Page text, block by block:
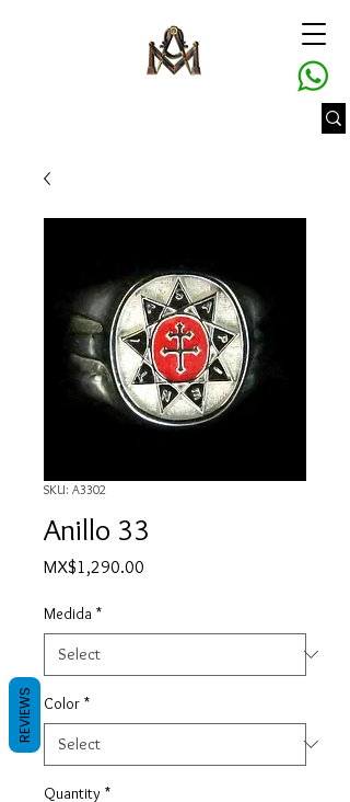
SKU: A3302
Anillo 33
MX$1,290.00
Medida *
Color *
Quantity *
REVIEWS